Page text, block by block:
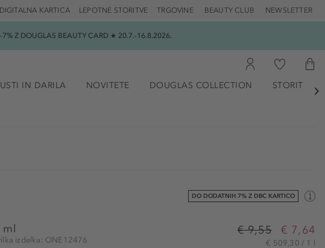
TRGOVINE BEAUTY CLUB NEWSLETTER
LEPOTNE STORITVE
KARTICA
Z DOUGLAS BEAUTY CARD ★ 20.7.-16.8.2026.
IN DARILA NOVITETE DOUGLAS COLLECTION STORITVE

DO DODATNIH 7% Z DBC KARTICO
ml
izdelka: ONE12476
€ 9,55 € 7,64
€ 509,30 / 1 l